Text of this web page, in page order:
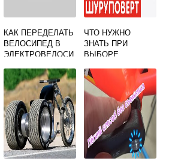
КАК ПЕРЕДЕЛАТЬ
ВЕЛОСИПЕД В
ЭЛЕКТРОВЕЛОСИ
ЧТО НУЖНО
ЗНАТЬ ПРИ
ВЫБОРЕ